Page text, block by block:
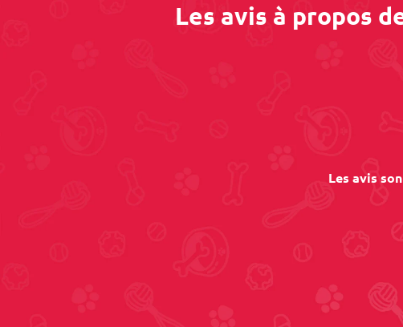
Les avis à propos
Les avis